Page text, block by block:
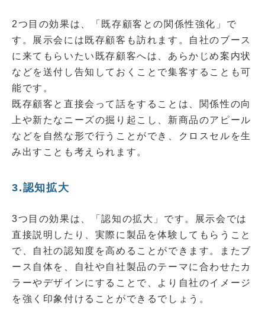
2つ目の効果は、「既存顧客との関係性強化」で
す。展示会には既存顧客も訪れます。自社のブース
に来てもらいたい既存顧客へは、あらかじめ案内状
などを送付し告知しておくことで集客することも可
能です。
既存顧客と直接会って話をすることは、関係性の向
上や新たなニーズの掘り起こし、新商品のアピール
などを自然な形で行うことができ、クロスセルを生
み出すことも考えられます。
3.認知拡大
3つ目の効果は、「認知の拡大」です。展示会では
直接説明したり、実際に製品を体験してもらうこと
で、自社の認知度を高めることができます。またブ
ース自体を、自社や自社製品のテーマに合わせたカ
ラーやデザインにすることで、より自社のイメージ
を強く印象付けることができるでしょう。